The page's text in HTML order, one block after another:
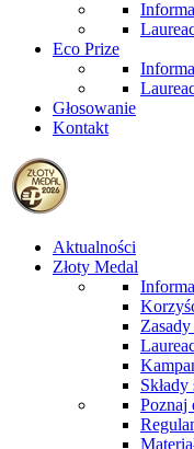
Eco Prize
Głosowanie
Kontakt
Aktualności
Złoty Medal
Poznaj